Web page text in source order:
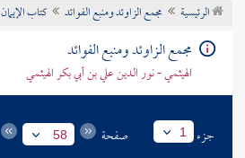
تراجم الأعلام
الرئيسية مجمع الزاوئد ومنبع الفوائد كتاب الإيمان
مجمع الزاوئد ومنبع الفوائد
الهيثمي - نور الدين علي بن أبي بكر الهيثمي
جزء 1 صفحة 58